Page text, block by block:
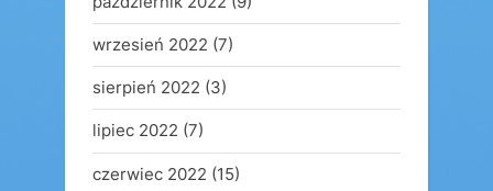
wrzesień 2022 (7)
sierpień 2022 (3)
lipiec 2022 (7)
czerwiec 2022 (15)